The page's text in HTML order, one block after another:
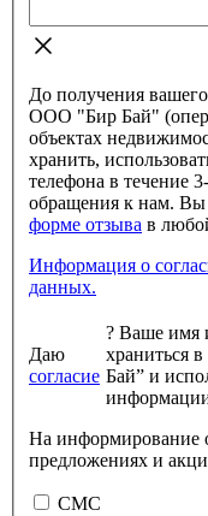
До получения
ООО "Бир Бай"
объектах
хранить,
телефона в течение
форме отзыва
в
Информация о согласии на обработку персональных
данных.
Даю
согласие
? Ваше имя и
храниться в базе данных клиентов ООО “Бир
Бай” и
На информирование
предложениях и
СМС